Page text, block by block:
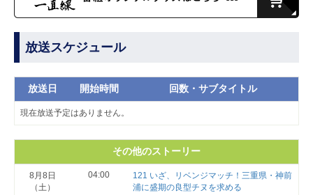
放送スケジュール
放送日 開始時間 回数・サブタイトル
現在放送予定はありません。
その他のストーリー
8月8日
（土）
04:00
121 いざ、リベンジマッチ！三重県・神前
浦に盛期の良型チヌを求める